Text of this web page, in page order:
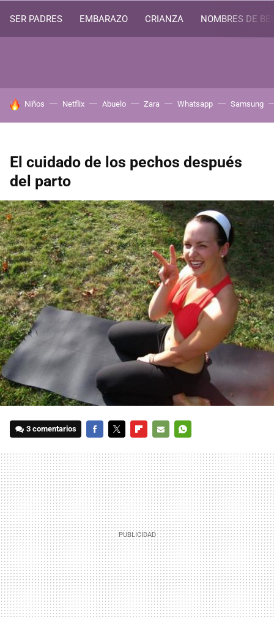
SER PADRES EMBARAZO CRIANZA NOMBRES DE
HOY SE HABLA DE
Niños Netflix Abuelo Zara Whatsapp Samsung
El cuidado de los pechos después
del parto
3 comentarios
MAIL